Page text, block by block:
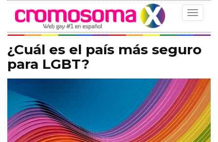
Toggle
¿Cuál es el país más seguro
para LGBT?